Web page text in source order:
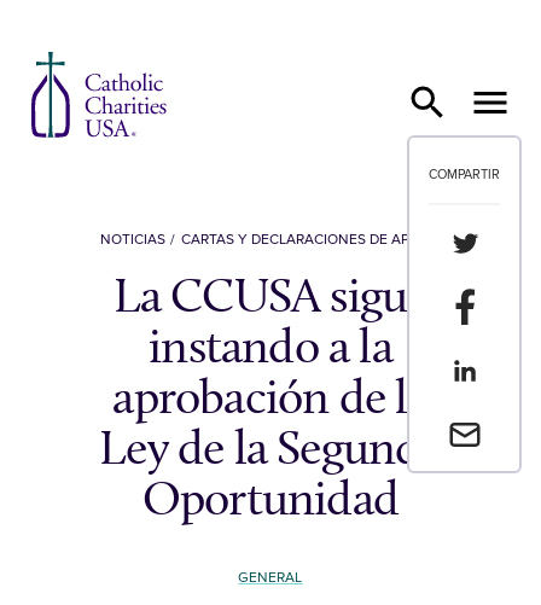
COMPARTIR
Envia un
NOTICIAS CARTAS Y DECLARACIONES DE APOYO
La CCUSA sigue
instando a la
aprobación de la
Ley de la Segunda
Oportunidad
GENERAL